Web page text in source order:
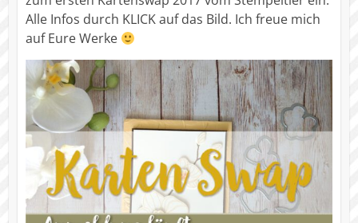
Alle Infos durch KLICK auf das Bild. Ich freue mich
auf Eure Werke